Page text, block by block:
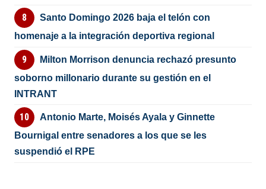
Santo Domingo 2026 baja el telón con
homenaje a la integración deportiva regional
Milton Morrison denuncia rechazó presunto
soborno millonario durante su gestión en el
INTRANT
Antonio Marte, Moisés Ayala y Ginnette
Bournigal entre senadores a los que se les
suspendió el RPE